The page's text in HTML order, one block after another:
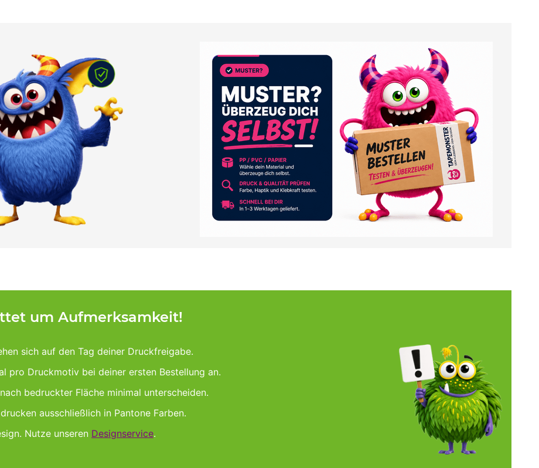
um Aufmerksamkeit!
sich auf den Tag deiner Druckfreigabe.
pro Druckmotiv bei deiner ersten Bestellung an.
bedruckter Fläche minimal unterscheiden.
ausschließlich in Pantone Farben.
Nutze unseren Designservice.